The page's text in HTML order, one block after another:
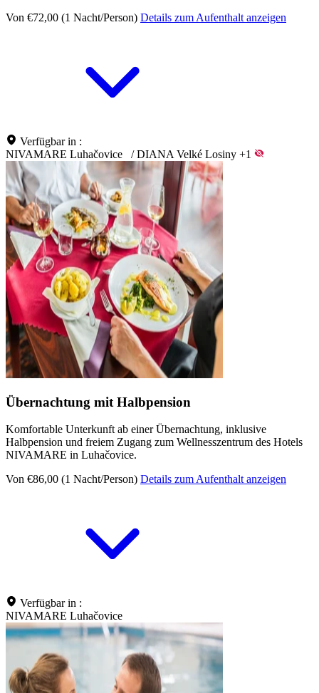
Von €72,00 (1 Nacht/Person) Details zum Aufenthalt anzeigen
Verfügbar in :
NIVAMARE Luhačovice
/ DIANA Velké Losiny +1
Übernachtung mit Halbpension
Komfortable Unterkunft ab einer Übernachtung, inklusive
Halbpension und freiem Zugang zum Wellnesszentrum des Hotels
NIVAMARE in Luhačovice.
Von €86,00 (1 Nacht/Person) Details zum Aufenthalt anzeigen
Verfügbar in :
NIVAMARE Luhačovice